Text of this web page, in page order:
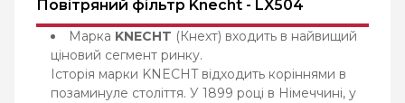
Повітряний фільтр Knecht - LX504
Марка KNECHT (Кнехт) входить в найвищий
ціновий сегмент ринку.
Історія марки KNECHT відходить коріннями в
позаминуле століття. У 1899 році в Німеччині, у